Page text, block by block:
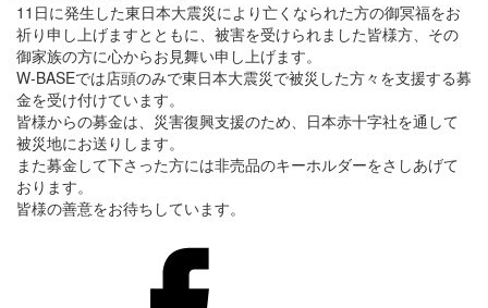
11日に発生した東日本大震災により亡くなられた方の御冥福をお
祈り申し上げますとともに、被害を受けられました皆様方、その
御家族の方に心からお見舞い申し上げます。
W-BASEでは店頭のみで東日本大震災で被災した方々を支援する募
金を受け付けています。
皆様からの募金は、災害復興支援のため、日本赤十字社を通して
被災地にお送りします。
また募金して下さった方には非売品のキーホルダーをさしあげて
おります。
皆様の善意をお待ちしています。